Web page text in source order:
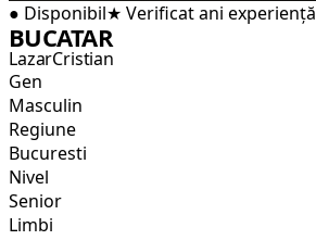
● Disponibil★ Verificatani experiență
BUCATAR
LazarCristian
Gen
Masculin
Regiune
Bucuresti
Nivel
Senior
Limbi